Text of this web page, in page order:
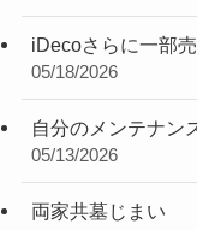
iDecoさらに一部
05/18/2026
自分のメンテナン
05/13/2026
両家共墓じまい